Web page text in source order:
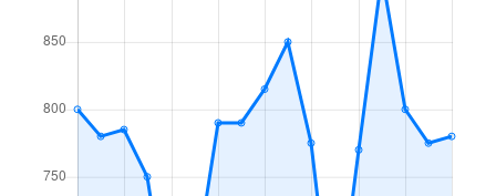
湯川町
函館
湯川町
函館
1,700万円 湯の川